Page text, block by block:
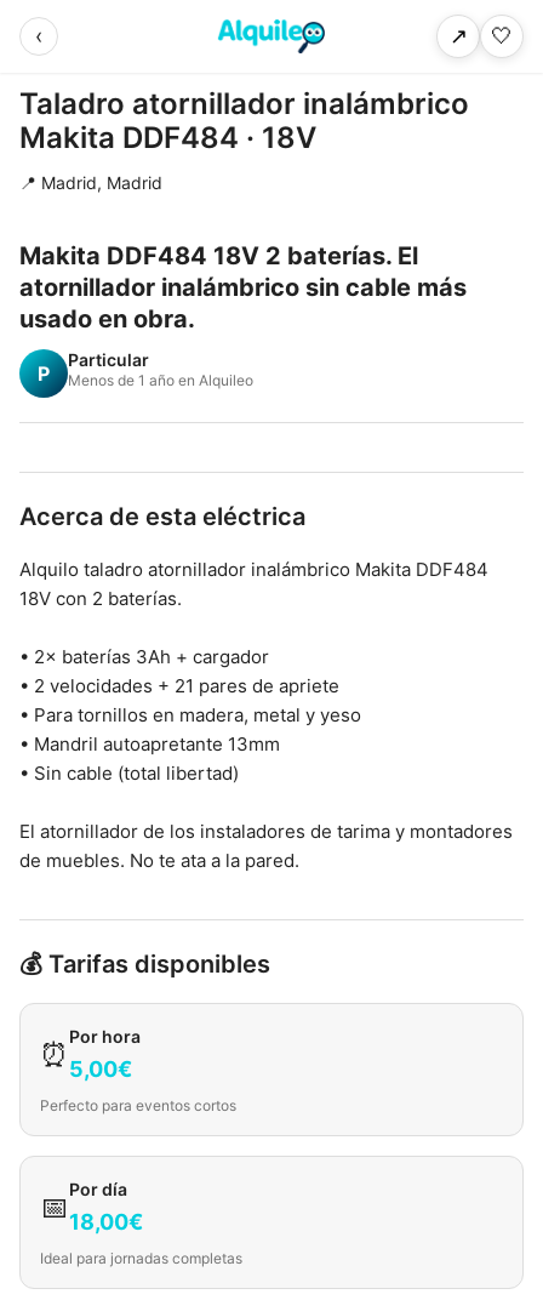
‹ ↗ 🤍
Taladro atornillador inalámbrico
Makita DDF484 · 18V
📍 Madrid, Madrid
Makita DDF484 18V 2 baterías. El
atornillador inalámbrico sin cable más
usado en obra.
P
Particular
Menos de 1 año en Alquileo
Acerca de esta eléctrica
Alquilo taladro atornillador inalámbrico Makita DDF484
18V con 2 baterías.
• 2× baterías 3Ah + cargador
• 2 velocidades + 21 pares de apriete
• Para tornillos en madera, metal y yeso
• Mandril autoapretante 13mm
• Sin cable (total libertad)
El atornillador de los instaladores de tarima y montadores
de muebles. No te ata a la pared.
💰 Tarifas disponibles
⏰
Por hora
5,00€
Perfecto para eventos cortos
📅
Por día
18,00€
Ideal para jornadas completas